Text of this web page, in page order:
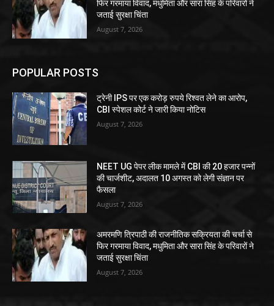
फिर गरमाया विवाद, मधुमिता और सारा सिंह के परिवारों ने
जताई सुरक्षा चिंता
August 7, 2026
POPULAR POSTS
ट्रेनी IPS पर एक करोड़ रुपये रिश्वत लेने का आरोप,
CBI स्पेशल कोर्ट ने जारी किया नोटिस
August 7, 2026
NEET UG पेपर लीक मामले में CBI की 20 हजार पन्नों
की चार्जशीट, अदालत 10 अगस्त को लेगी संज्ञान पर
फैसला
August 7, 2026
अमरमणि त्रिपाठी की राजनीतिक सक्रियता की चर्चा से
फिर गरमाया विवाद, मधुमिता और सारा सिंह के परिवारों ने
जताई सुरक्षा चिंता
August 7, 2026